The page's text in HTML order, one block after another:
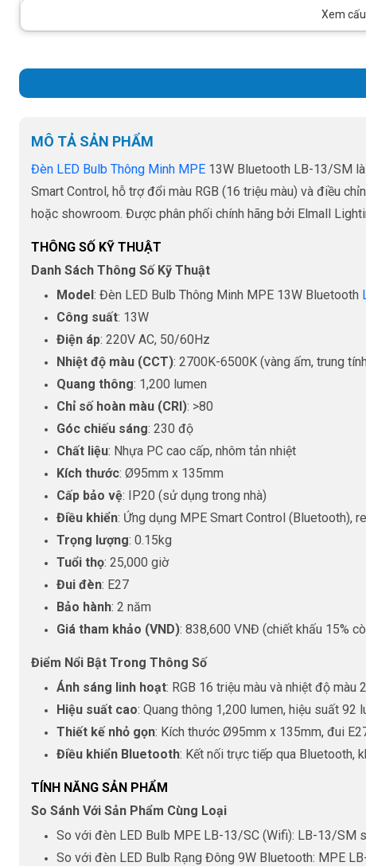
Xem
MÔ TẢ SẢN PHẨM
Đèn LED Bulb Thông Minh MPE 13W Bluetooth LB-13/SM
Smart Control, hỗ trợ đổi màu RGB (16 triệu màu) và điều
hoặc showroom. Được phân phối chính hãng bởi Elmall
THÔNG SỐ KỸ THUẬT
Danh Sách Thông Số Kỹ Thuật
Model: Đèn LED Bulb Thông Minh MPE 13W Bluetooth
Công suất: 13W
Điện áp: 220V AC, 50/60Hz
Nhiệt độ màu (CCT): 2700K-6500K (vàng ấm, trung
Quang thông: 1,200 lumen
Chỉ số hoàn màu (CRI): >80
Góc chiếu sáng: 230 độ
Chất liệu: Nhựa PC cao cấp, nhôm tản nhiệt
Kích thước: Ø95mm x 135mm
Cấp bảo vệ: IP20 (sử dụng trong nhà)
Điều khiển: Ứng dụng MPE Smart Control (Bluetooth),
Trọng lượng: 0.15kg
Tuổi thọ: 25,000 giờ
Đui đèn: E27
Bảo hành: 2 năm
Giá tham khảo (VND): 838,600 VNĐ (chiết khấu 15%
Điểm Nổi Bật Trong Thông Số
Ánh sáng linh hoạt: RGB 16 triệu màu và nhiệt độ
Hiệu suất cao: Quang thông 1,200 lumen, hiệu suất
Thiết kế nhỏ gọn: Kích thước Ø95mm x 135mm, đui
Điều khiển Bluetooth: Kết nối trực tiếp qua Bluetooth,
TÍNH NĂNG SẢN PHẨM
So Sánh Với Sản Phẩm Cùng Loại
So với đèn LED Bulb MPE LB-13/SC (Wifi): LB-13/SM
So với đèn LED Bulb Rạng Đông 9W Bluetooth: MPE